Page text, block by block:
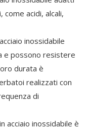
acidi, alcali,
inossidabile
e possono resistere
durata è
realizzati con
di
acciaio inossidabile è